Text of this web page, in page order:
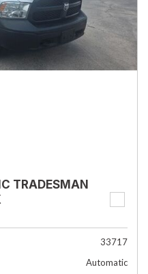
TRADESMAN
33717
Automatic